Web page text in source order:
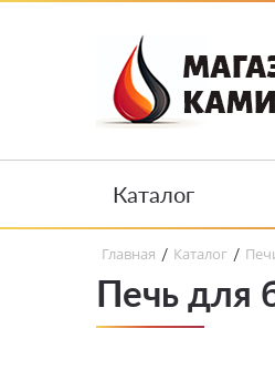
Каталог
Главная / Каталог /
Печь для